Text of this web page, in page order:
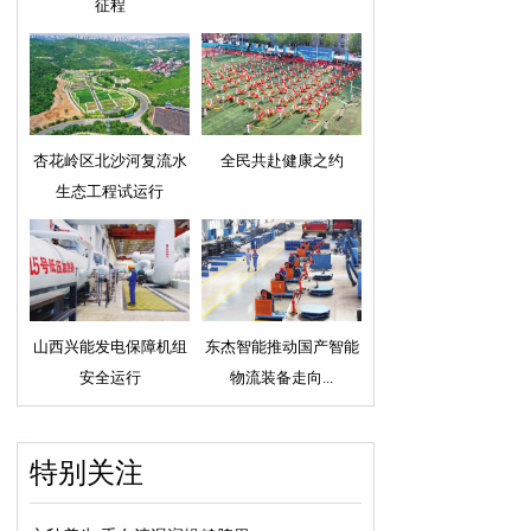
征程
杏花岭区北沙河复流水
生态工程试运行
全民共赴健康之约
山西兴能发电保障机组
安全运行
东杰智能推动国产智能
物流装备走向...
特别关注